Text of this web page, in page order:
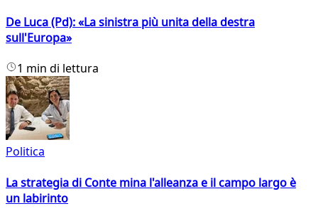
De Luca (Pd): «La sinistra più unita della destra
sull'Europa»
1 min di lettura
Politica
La strategia di Conte mina l'alleanza e il campo largo è
un labirinto